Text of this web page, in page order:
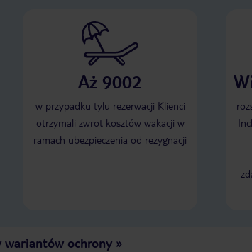
Aż 9002
w przypadku tylu rezerwacji Klienci
otrzymali zwrot kosztów wakacji w
ramach ubezpieczenia od rezygnacji
wariantów ochrony»